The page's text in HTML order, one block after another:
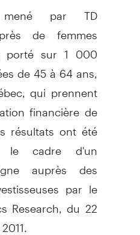
par TD
de femmes
porté sur 1 000
de 45 à 64 ans,
qui prennent
financière de
résultats ont été
le cadre d'un
auprès des
par le
Research, du 22